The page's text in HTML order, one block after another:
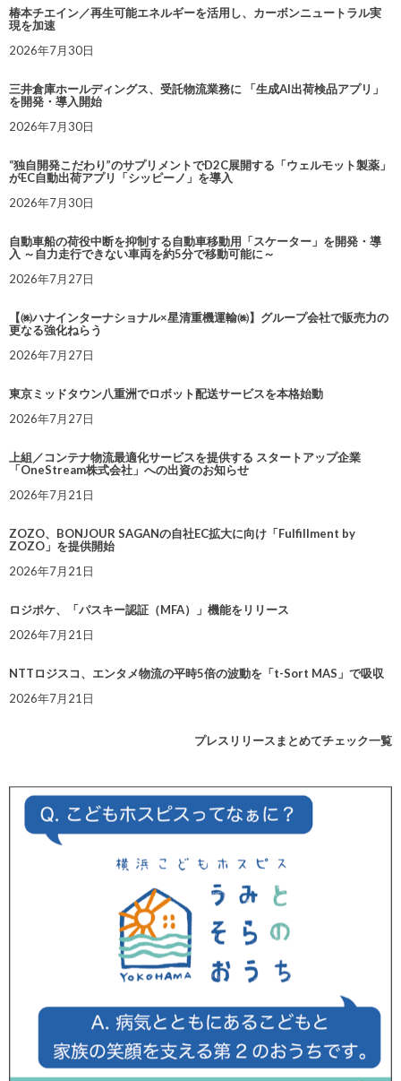
椿本チエイン／再生可能エネルギーを活用し、カーボンニュートラル実
現を加速
2026年7月30日
三井倉庫ホールディングス、受託物流業務に 「生成AI出荷検品アプリ」
を開発・導入開始
2026年7月30日
“独自開発こだわり”のサプリメントでD2C展開する「ウェルモット製薬」
がEC自動出荷アプリ「シッピーノ」を導入
2026年7月30日
自動車船の荷役中断を抑制する自動車移動用「スケーター」を開発・導
入 ～自力走行できない車両を約5分で移動可能に～
2026年7月27日
【㈱ハナインターナショナル×星清重機運輸㈱】グループ会社で販売力の
更なる強化ねらう
2026年7月27日
東京ミッドタウン八重洲でロボット配送サービスを本格始動
2026年7月27日
上組／コンテナ物流最適化サービスを提供する スタートアップ企業
「OneStream株式会社」への出資のお知らせ
2026年7月21日
ZOZO、BONJOUR SAGANの自社EC拡大に向け「Fulfillment by
ZOZO」を提供開始
2026年7月21日
ロジポケ、「パスキー認証（MFA）」機能をリリース
2026年7月21日
NTTロジスコ、エンタメ物流の平時5倍の波動を「t-Sort MAS」で吸収
2026年7月21日
プレスリリースまとめてチェック一覧